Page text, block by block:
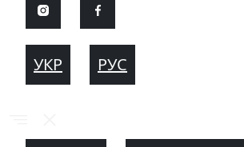
УКР РУС